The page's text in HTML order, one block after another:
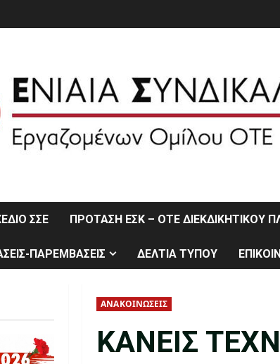
ΣΣΕ ΠΡΟΤΑΣΗ ΕΣΚ – ΟΤΕ ΔΙΕΚΔΙΚΗΤΙΚΟΥ
ΠΑΡΕΜΒΑΣΕΙΣ ΔΕΛΤΙΑ ΤΥΠΟΥ
ΑΝΑΚΟΙΝΩΣΕΙΣ
ΚΑΝΕΙΣ